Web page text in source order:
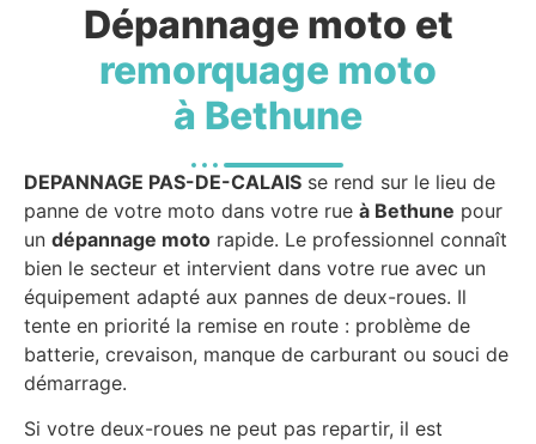
Dépannage moto et
remorquage moto
à Bethune
DEPANNAGE PAS-DE-CALAIS se rend sur le lieu de
panne de votre moto dans votre rue à Bethune pour
un dépannage moto rapide. Le professionnel connaît
bien le secteur et intervient dans votre rue avec un
équipement adapté aux pannes de deux-roues. Il
tente en priorité la remise en route : problème de
batterie, crevaison, manque de carburant ou souci de
démarrage.
Si votre deux-roues ne peut pas repartir, il est